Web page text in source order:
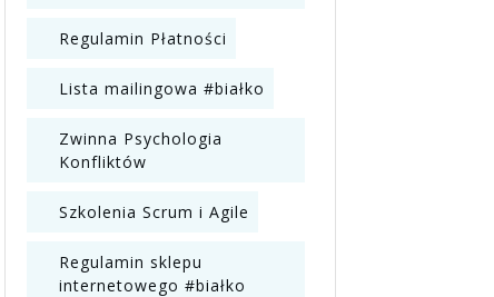
Regulamin Płatności
Lista mailingowa #białko
Zwinna Psychologia
Konfliktów
Szkolenia Scrum i Agile
Regulamin sklepu
internetowego #białko